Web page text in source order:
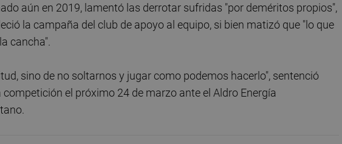
aún en 2019, lamentó las derrotar sufridas "por deméritos propios",
la campaña del club de apoyo al equipo, si bien matizó que "lo que
cancha".
sino de no soltarnos y jugar como podemos hacerlo", sentenció
el próximo 24 de marzo ante el Aldro Energía